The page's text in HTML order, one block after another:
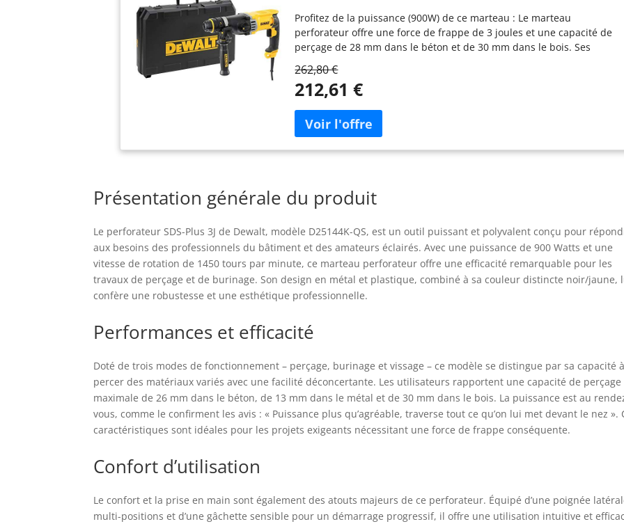
26/13/30mm - Vitesse 0-1450tr/min - 900W 6 -
D25144K-QS
Profitez de la puissance (900W) de ce marteau : Le marteau
perforateur offre une force de frappe de 3 joules et une capacité de
perçage de 28 mm dans le béton et de 30 mm dans le bois. Ses
pour le perçage et la fixation de matériaux très résistants Bénéficiez
d'un perçage efficace et d'un contrôle total. Il offre une vitesse à vide
perforateur dispose du mode stop de rotation pour des travaux de
piquage et de burinage ou du mode rotation simple pour des
travaux de perçage du bois et du métal Un outil robuste et idéal
confort accru lors du perçage dans le béton. L'outil intègre
également une poignée arrière ergonomique recouverte de
d'utilisation Découvrez notre perforateur filaire puissant avec les
accessoires inclus : une poignée latérale multi-positions avec lampe
LED, une butée de profondeur, un coffret de transport et un
mandrin changement rapide DEWALT, Robustesse garantie : Depuis
plus de 90 ans, DEWALT conçoit, fabrique et commercialise des
les professionnels et les bricoleurs experts : qualité, puissance,
solidité et fiabilité se retrouvent dans chacune d’entre elles
262,80 €
212,61 €
Présentation générale du produit
Le perforateur SDS-Plus 3J de Dewalt, modèle D25144K-QS, est un outil puissant et polyvalent conçu pour
aux besoins des professionnels du bâtiment et des amateurs éclairés. Avec une puissance de 900 Watts et une
vitesse de rotation de 1450 tours par minute, ce marteau perforateur offre une efficacité remarquable pour les
travaux de perçage et de burinage. Son design en métal et plastique, combiné à sa couleur distincte noir/jaune,
confère une robustesse et une esthétique professionnelle.
Performances et efficacité
Doté de trois modes de fonctionnement – perçage, burinage et vissage – ce modèle se distingue par sa capacité à
percer des matériaux variés avec une facilité déconcertante. Les utilisateurs rapportent une capacité de perçage
maximale de 26 mm dans le béton, de 13 mm dans le métal et de 30 mm dans le bois. La puissance est au
vous, comme le confirment les avis : « Puissance plus qu’agréable, traverse tout ce qu’on lui met devant le nez ».
caractéristiques sont idéales pour les projets exigeants nécessitant une force de frappe conséquente.
Confort d’utilisation
Le confort et la prise en main sont également des atouts majeurs de ce perforateur. Équipé d’une poignée
multi-positions et d’une gâchette sensible pour un démarrage progressif, il offre une utilisation intuitive et